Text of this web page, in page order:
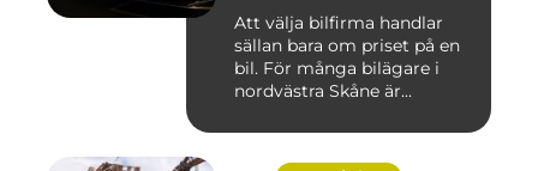
Att välja bilfirma handlar
sällan bara om priset på en
bil. För många bilägare i
nordvästra Skåne är...